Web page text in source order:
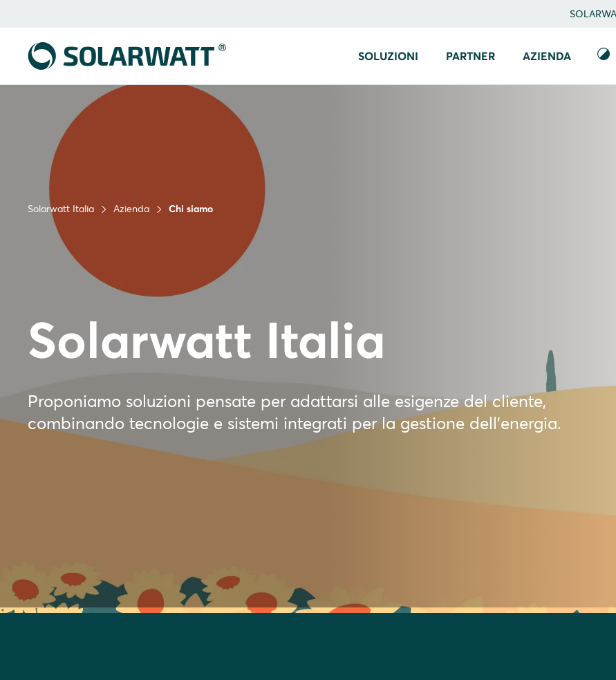
SOLUZIONI PARTNER AZIENDA
Solarwatt Italia Azienda Chi siamo
Solarwatt Italia
Proponiamo soluzioni pensate per adattarsi alle esigenze del cliente,
combinando tecnologie e sistemi integrati per la gestione dell'energia.